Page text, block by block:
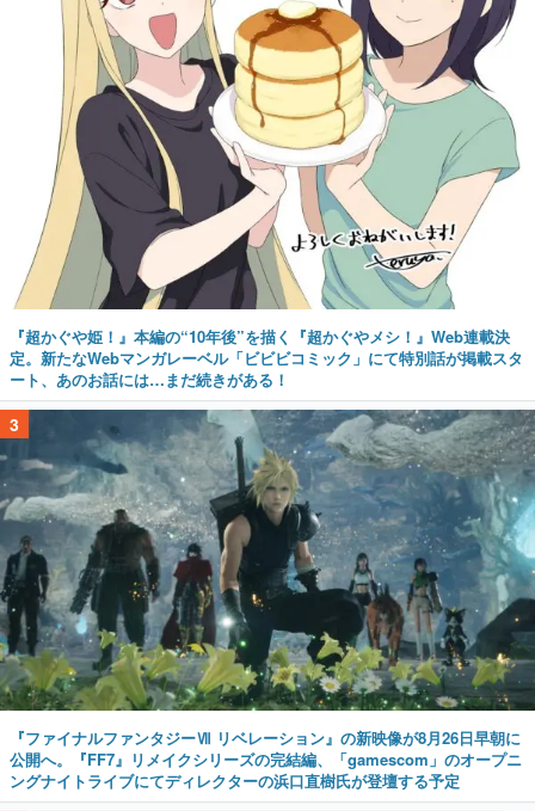
『超かぐや姫！』本編の“10年後”を描く『超かぐやメシ！』Web連載決
定。新たなWebマンガレーベル「ビビビコミック」にて特別話が掲載スタ
ート、あのお話には…まだ続きがある！
3
『ファイナルファンタジーⅦ リベレーション』の新映像が8月26日早朝に
公開へ。『FF7』リメイクシリーズの完結編、「gamescom」のオープニ
ングナイトライブにてディレクターの浜口直樹氏が登壇する予定